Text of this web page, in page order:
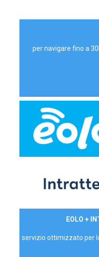
per navigare fino a
EOLO +
servizio ottimizzato per